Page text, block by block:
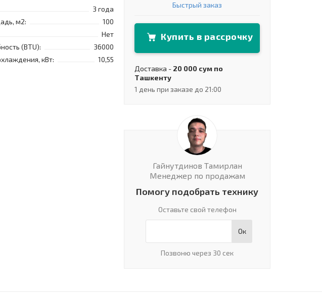
3 года
м2:
100
Нет
(BTU):
36000
кВт:
10,55
Быстрый заказ
Купить в рассрочку
Доставка - 20 000 сум по
Ташкенту
1 день при заказе до 21:00
Гайнутдинов Тамирлан
Менеджер по продажам
Помогу подобрать технику
Оставьте свой телефон
Ок
Позвоню через 30 сек